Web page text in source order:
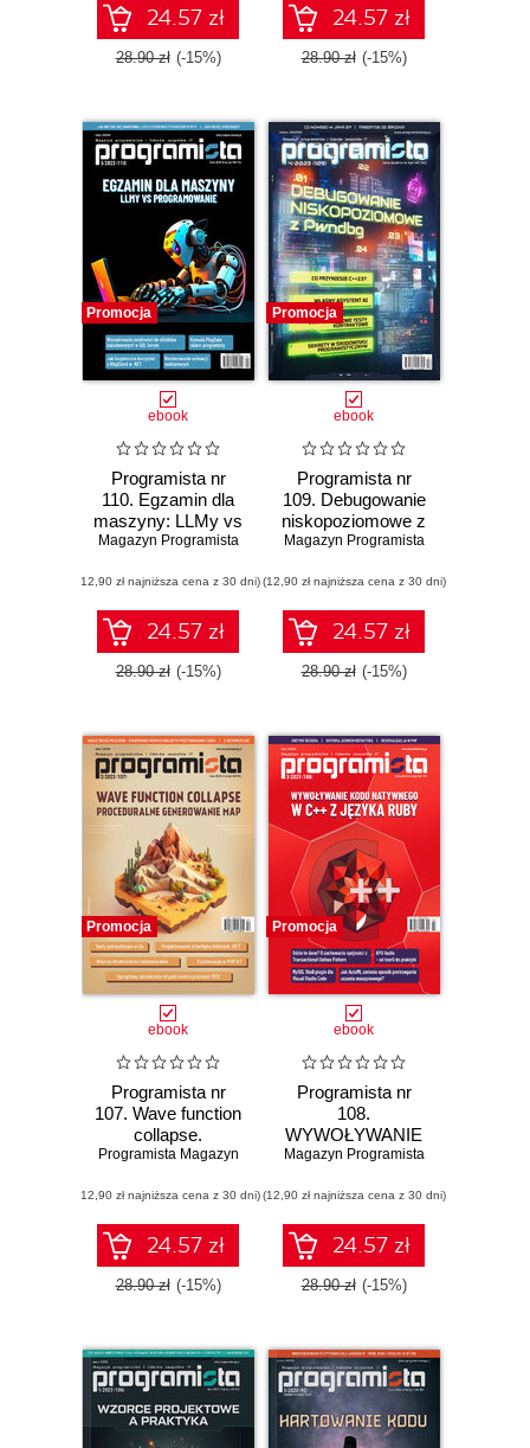
24.57 zł
28.90 zł (-15%)
24.57 zł
28.90 zł (-15%)
Promocja
ebook
Programista nr
110. Egzamin dla
maszyny: LLMy vs
programowanie
Magazyn Programista
(12,90 zł najniższa cena z 30 dni)
24.57 zł
28.90 zł (-15%)
Promocja
ebook
Programista nr
109. Debugowanie
niskopoziomowe z
Pwndbg
Magazyn Programista
(12,90 zł najniższa cena z 30 dni)
24.57 zł
28.90 zł (-15%)
Promocja
ebook
Programista nr
107. Wave function
collapse.
Proceduralne
Programista Magazyn
(12,90 zł najniższa cena z 30 dni)
24.57 zł
28.90 zł (-15%)
Promocja
ebook
Programista nr
108.
WYWOŁYWANIE
KODU
C++ Z JĘZYKA
RUBY
Magazyn Programista
(12,90 zł najniższa cena z 30 dni)
24.57 zł
28.90 zł (-15%)